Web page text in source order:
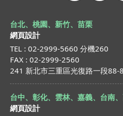
台北、桃園、新竹、苗栗
網頁設計
TEL : 02-2999-5660 分機260
FAX : 02-2999-2560
241 新北市三重區光復路一段88-
台中、彰化、雲林、嘉義、台南
網頁設計